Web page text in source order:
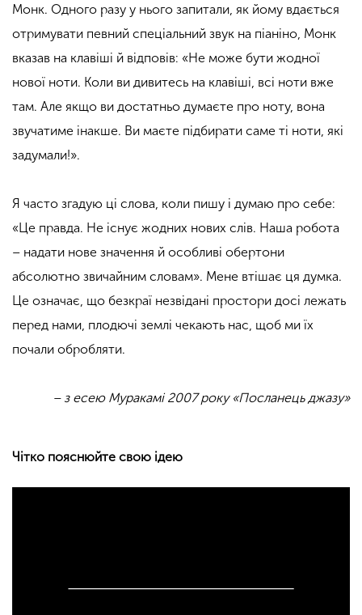
Монк. Одного разу у нього запитали, як йому вдається
отримувати певний спеціальний звук на піаніно, Монк
вказав на клавіші й відповів: «Не може бути жодної
нової ноти. Коли ви дивитесь на клавіші, всі ноти вже
там. Але якщо ви достатньо думаєте про ноту, вона
звучатиме інакше. Ви маєте підбирати саме ті ноти, які
задумали!».
Я часто згадую ці слова, коли пишу і думаю про себе:
«Це правда. Не існує жодних нових слів. Наша робота
– надати нове значення й особливі обертони
абсолютно звичайним словам». Мене втішає ця думка.
Це означає, що безкраї незвідані простори досі лежать
перед нами, плодючі землі чекають нас, щоб ми їх
почали обробляти.
– з есею Муракамі 2007 року «Посланець джазу»
Чітко пояснюйте свою ідею